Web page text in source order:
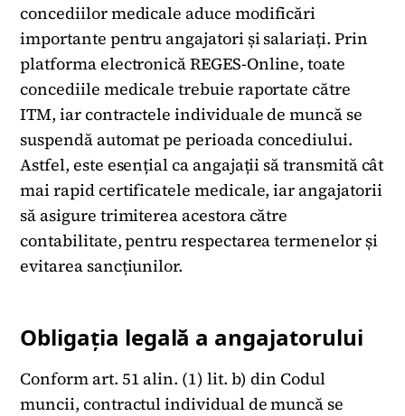
concediilor medicale aduce modificări
importante pentru angajatori și salariați. Prin
platforma electronică REGES-Online, toate
concediile medicale trebuie raportate către
ITM, iar contractele individuale de muncă se
suspendă automat pe perioada concediului.
Astfel, este esențial ca angajații să transmită cât
mai rapid certificatele medicale, iar angajatorii
să asigure trimiterea acestora către
contabilitate, pentru respectarea termenelor și
evitarea sancțiunilor.
Obligația legală a angajatorului
Conform art. 51 alin. (1) lit. b) din Codul
muncii, contractul individual de muncă se